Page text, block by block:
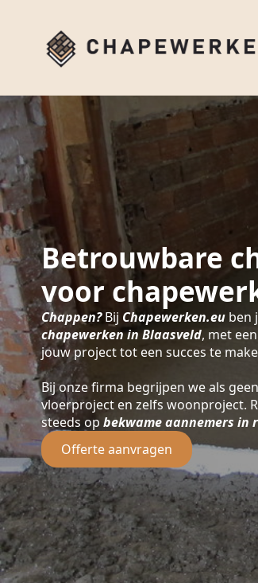
Betrouwbare
voor
Chappen?Bij Chapewerken.eu ben
chapewerken in Blaasveld, met
jouw project tot een succes te
Bij onze firma begrijpen we als
vloerproject en zelfs woonproject.
steeds op bekwame aannemers in
Offerte aanvragen